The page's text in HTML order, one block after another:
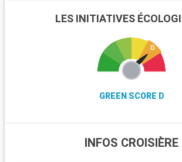
LES INITIATIVES
GREEN SCORE D
INFOS CROISIÈRE